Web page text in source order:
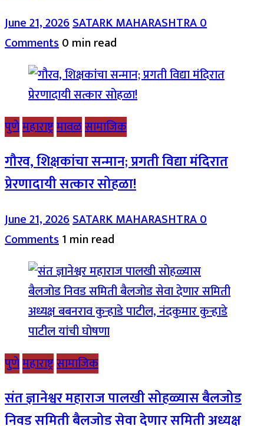
June 21, 2026SATARK MAHARASHTRA0
Comments0 min read
पुणेमहाराष्ट्रमावळसामाजिक
गौरव, शिक्षकांचा सन्मान; प्रगती विद्या मंदिरात
प्रेरणादायी सत्कार सोहळा!
June 21, 2026SATARK MAHARASHTRA0
Comments1 min read
पुणेमहाराष्ट्रसामाजिक
संत ज्ञानेश्वर महाराज पालखी सोहळ्यास बैलजोड
निवड समिती बैलजोड सेवा देणार समिती अध्यक्ष